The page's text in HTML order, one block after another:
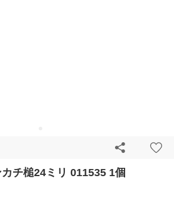
チ槌24ミリ 011535 1個